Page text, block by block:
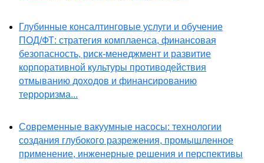
Глубинные консалтинговые услуги и обучение
ПОД/ФТ: стратегия комплаенса, финансовая
безопасность, риск-менеджмент и развитие
корпоративной культуры противодействия
отмыванию доходов и финансированию
терроризма...
Современные вакуумные насосы: технологии
создания глубокого разрежения, промышленное
применение, инженерные решения и перспективы